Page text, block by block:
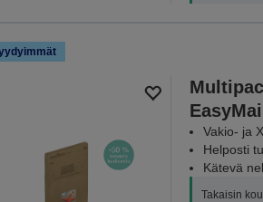
EasyMail
Vakio- ja
Helposti
Kätevä
Takaisin